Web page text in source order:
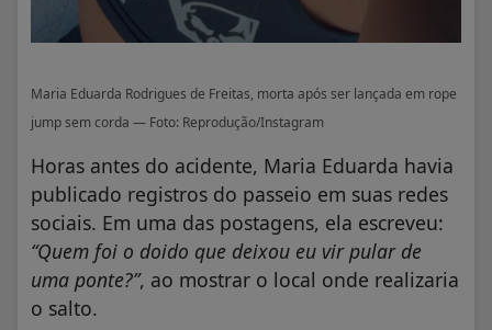
Maria Eduarda Rodrigues de Freitas, morta após ser lançada em rope
jump sem corda — Foto: Reprodução/Instagram
Horas antes do acidente, Maria Eduarda havia
publicado registros do passeio em suas redes
sociais. Em uma das postagens, ela escreveu:
“Quem foi o doido que deixou eu vir pular de
uma ponte?”, ao mostrar o local onde realizaria
o salto.